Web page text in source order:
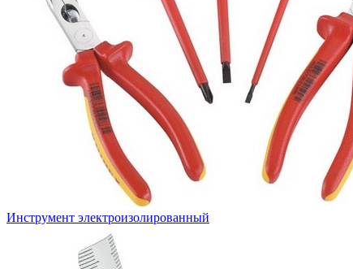
Инструмент электроизолированный